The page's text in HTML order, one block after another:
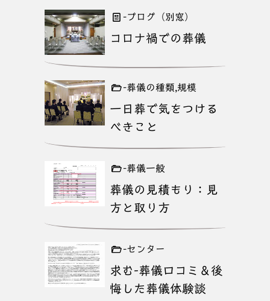
-ブログ（別窓）
コロナ禍での葬儀
-葬儀の種類,規模
一日葬で気をつける
べきこと
-葬儀一般
葬儀の見積もり：見
方と取り方
-センター
求む-葬儀口コミ＆後
悔した葬儀体験談